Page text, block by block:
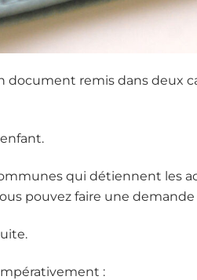
document remis dans deux
qui détiennent les
pouvez faire une
: